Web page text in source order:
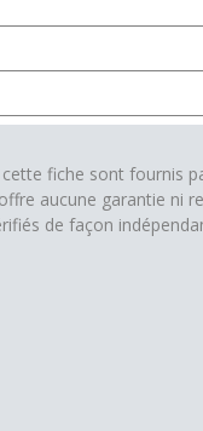
fiche sont fournis
aucune garantie ni
de façon